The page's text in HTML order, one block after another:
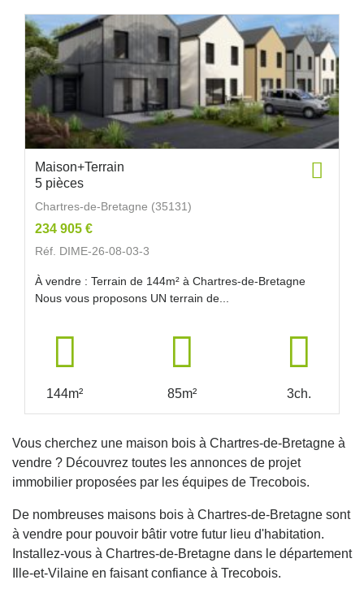
Maison+Terrain
5 pièces
Chartres-de-Bretagne (35131)
234 905 €
Réf. DIME-26-08-03-3
À vendre : Terrain de 144m² à Chartres-de-Bretagne
Nous vous proposons UN terrain de...
144m² 85m² 3ch.
Vous cherchez une maison bois à Chartres-de-Bretagne à
vendre ? Découvrez toutes les annonces de projet
immobilier proposées par les équipes de Trecobois.
De nombreuses maisons bois à Chartres-de-Bretagne sont
à vendre pour pouvoir bâtir votre futur lieu d'habitation.
Installez-vous à Chartres-de-Bretagne dans le département
Ille-et-Vilaine en faisant confiance à Trecobois.